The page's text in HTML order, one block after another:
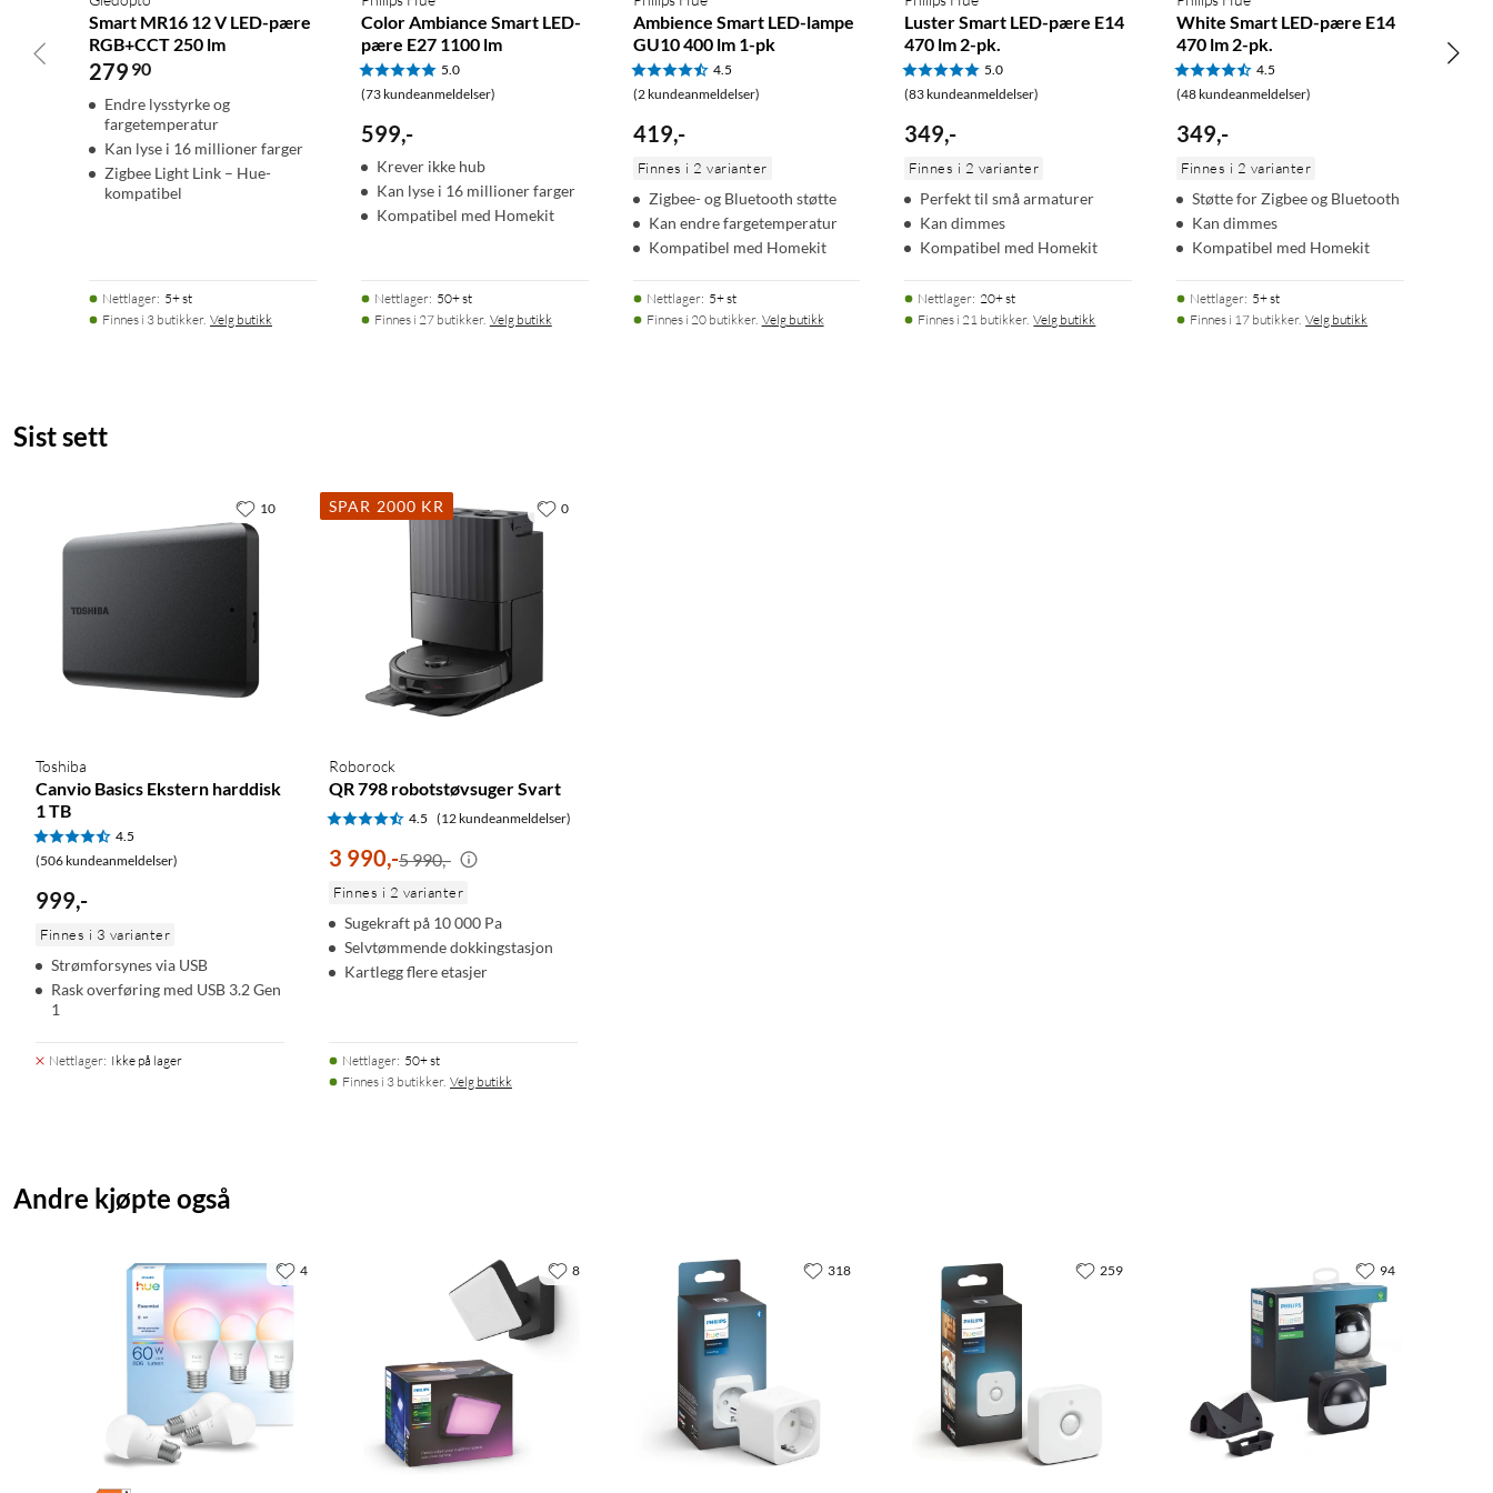
Smart MR16 12 V LED-pære
RGB+CCT 250 lm
279 90
Endre lysstyrke og
fargetemperatur
Kan lyse i 16 millioner farger
Zigbee Light Link – Hue-
kompatibel
Nettlager: 5+ st
Finnes i 3 butikker. Velg butikk
Color Ambiance Smart LED-
pære E27 1100 lm
5.0
(73 kundeanmeldelser)
599,-
Krever ikke hub
Kan lyse i 16 millioner farger
Kompatibel med Homekit
Nettlager: 50+ st
Finnes i 27 butikker. Velg butikk
Ambience Smart LED-lampe
GU10 400 lm 1-pk
4.5
(2 kundeanmeldelser)
419,-
Finnes i 2 varianter
Zigbee- og Bluetooth støtte
Kan endre fargetemperatur
Kompatibel med Homekit
Nettlager: 5+ st
Finnes i 20 butikker. Velg butikk
Luster Smart LED-pære E14
470 lm 2-pk.
5.0
(83 kundeanmeldelser)
349,-
Finnes i 2 varianter
Perfekt til små armaturer
Kan dimmes
Kompatibel med Homekit
Nettlager: 20+ st
Finnes i 21 butikker. Velg butikk
White Smart LED-pære E14
470 lm 2-pk.
4.5
(48 kundeanmeldelser)
349,-
Finnes i 2 varianter
Støtte for Zigbee og Bluetooth
Kan dimmes
Kompatibel med Homekit
Nettlager: 5+ st
Finnes i 17 butikker. Velg butikk
Sist sett
Toshiba
Canvio Basics Ekstern harddisk
1 TB
4.5
(506 kundeanmeldelser)
999,-
Finnes i 3 varianter
Strømforsynes via USB
Rask overføring med USB 3.2 Gen
1
Nettlager: Ikke på lager
10 SPAR 2000 KR
Roborock
QR 798 robotstøvsuger Svart
4.5 (12 kundeanmeldelser)
3 990,-5 990,-
Finnes i 2 varianter
Sugekraft på 10 000 Pa
Selvtømmende dokkingstasjon
Kartlegg flere etasjer
Nettlager: 50+ st
Finnes i 3 butikker. Velg butikk
0
Andre kjøpte også
4 8 318 259 94